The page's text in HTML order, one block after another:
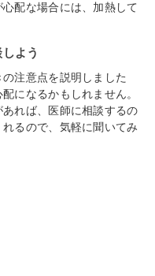
配な場合には、加熱して
よう
注意点を説明しました
になるかもしれません。
れば、医師に相談するの
るので、気軽に聞いてみ